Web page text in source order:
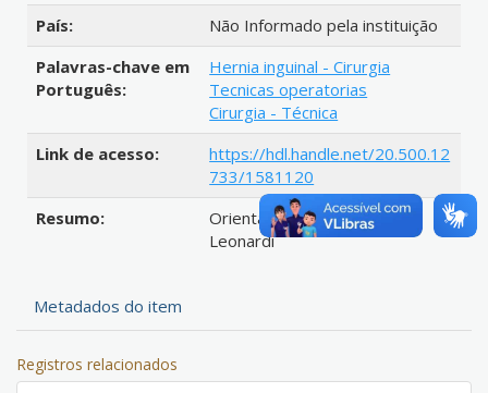
País:
Não Informado pela instituição
Palavras-chave em
Português:
Hernia inguinal - Cirurgia
Tecnicas operatorias
Cirurgia - Técnica
Link de acesso:
https://hdl.handle.net/20.500.12
733/1581120
Resumo:
Orientador : Luiz Sergio
Leonardi
Metadados do item
Registros relacionados